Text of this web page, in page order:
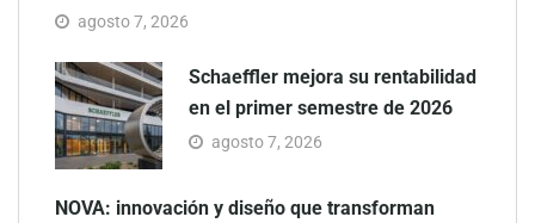
agosto 7, 2026
Schaeffler mejora su rentabilidad
en el primer semestre de 2026
agosto 7, 2026
NOVA: innovación y diseño que transforman